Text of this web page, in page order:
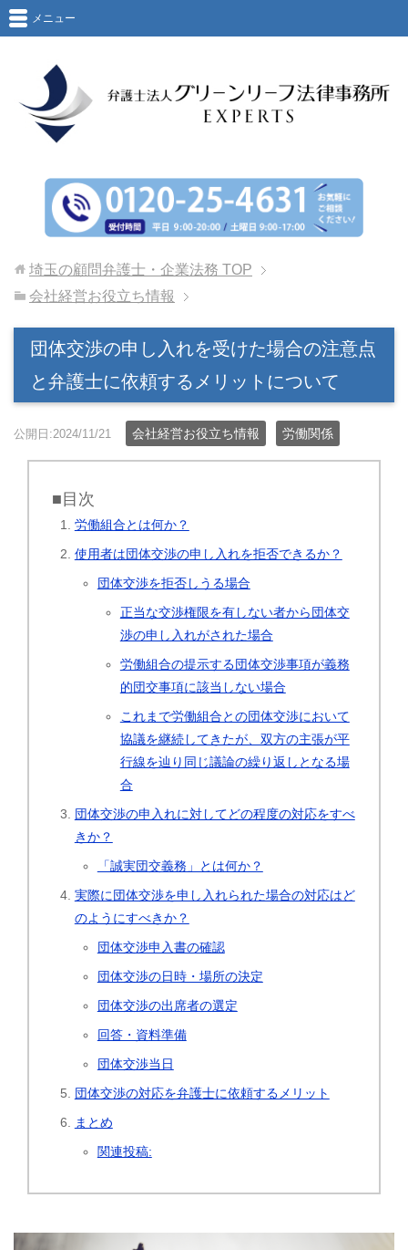
メニュー
埼玉の顧問弁護士・企業法務 TOP
会社経営お役立ち情報
団体交渉の申し入れを受けた場合の注意点
と弁護士に依頼するメリットについて
公開日:2024/11/21 会社経営お役立ち情報 労働関係
■目次
労働組合とは何か？
使用者は団体交渉の申し入れを拒否できるか？
団体交渉を拒否しうる場合
正当な交渉権限を有しない者から団体交
渉の申し入れがされた場合
労働組合の提示する団体交渉事項が義務
的団交事項に該当しない場合
これまで労働組合との団体交渉において
協議を継続してきたが、双方の主張が平
行線を辿り同じ議論の繰り返しとなる場
合
団体交渉の申入れに対してどの程度の対応をすべ
きか？
「誠実団交義務」とは何か？
実際に団体交渉を申し入れられた場合の対応はど
のようにすべきか？
団体交渉申入書の確認
団体交渉の日時・場所の決定
団体交渉の出席者の選定
回答・資料準備
団体交渉当日
団体交渉の対応を弁護士に依頼するメリット
まとめ
関連投稿: